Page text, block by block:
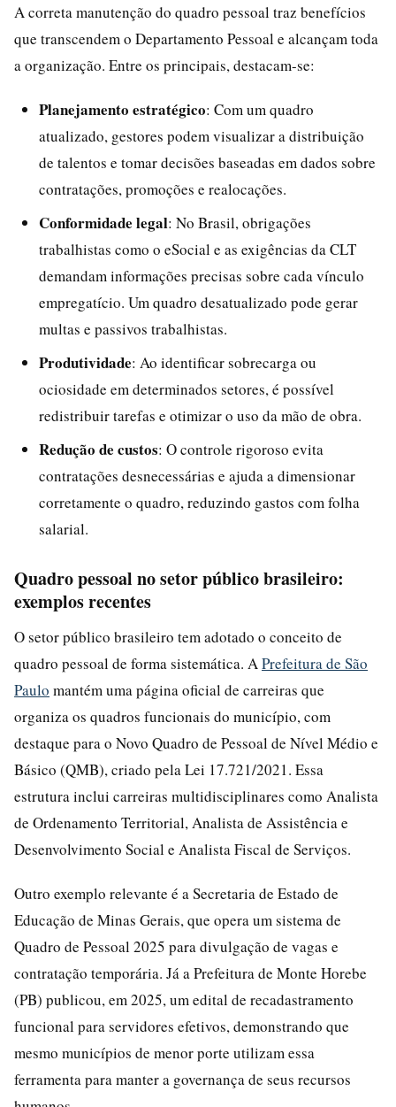
A correta manutenção do quadro pessoal traz benefícios
que transcendem o Departamento Pessoal e alcançam toda
a organização. Entre os principais, destacam-se:
Planejamento estratégico: Com um quadro
atualizado, gestores podem visualizar a distribuição
de talentos e tomar decisões baseadas em dados sobre
contratações, promoções e realocações.
Conformidade legal: No Brasil, obrigações
trabalhistas como o eSocial e as exigências da CLT
demandam informações precisas sobre cada vínculo
empregatício. Um quadro desatualizado pode gerar
multas e passivos trabalhistas.
Produtividade: Ao identificar sobrecarga ou
ociosidade em determinados setores, é possível
redistribuir tarefas e otimizar o uso da mão de obra.
Redução de custos: O controle rigoroso evita
contratações desnecessárias e ajuda a dimensionar
corretamente o quadro, reduzindo gastos com folha
salarial.
Quadro pessoal no setor público brasileiro:
exemplos recentes
O setor público brasileiro tem adotado o conceito de
quadro pessoal de forma sistemática. A Prefeitura de São
Paulo mantém uma página oficial de carreiras que
organiza os quadros funcionais do município, com
destaque para o Novo Quadro de Pessoal de Nível Médio e
Básico (QMB), criado pela Lei 17.721/2021. Essa
estrutura inclui carreiras multidisciplinares como Analista
de Ordenamento Territorial, Analista de Assistência e
Desenvolvimento Social e Analista Fiscal de Serviços.
Outro exemplo relevante é a Secretaria de Estado de
Educação de Minas Gerais, que opera um sistema de
Quadro de Pessoal 2025 para divulgação de vagas e
contratação temporária. Já a Prefeitura de Monte Horebe
(PB) publicou, em 2025, um edital de recadastramento
funcional para servidores efetivos, demonstrando que
mesmo municípios de menor porte utilizam essa
ferramenta para manter a governança de seus recursos